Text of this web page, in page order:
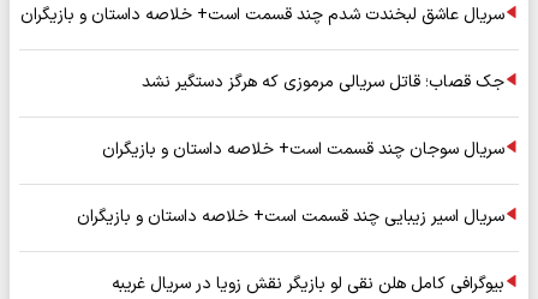
سریال عاشق لبخندت شدم چند قسمت است+ خلاصه داستان و بازیگران
جک قصاب؛ قاتل سریالی مرموزی که هرگز دستگیر نشد
سریال سوجان چند قسمت است+ خلاصه داستان و بازیگران
سریال اسیر زیبایی چند قسمت است+ خلاصه داستان و بازیگران
بیوگرافی کامل هلن نقی لو بازیگر نقش زویا در سریال غریبه